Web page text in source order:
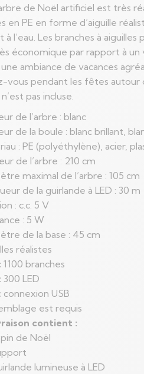
de Noël artificiel est très
en PE en forme d’aiguille
à l’eau. Les branches à
économique par rapport à un
ambiance de vacances
vous pendant les fêtes autour
pas incluse.
de l’arbre : blanc
de la boule : blanc brillant,
: PE (polyéthylène), acier,
de l’arbre : 210 cm
maximal de l’arbre : 105 cm
de la guirlande à LED : 30 m
: c.c. 5 V
: 5 W
de la base : 45 cm
réalistes
branches
LED
connexion USB
est requis
contient :
de Noël
lumineuse à LED